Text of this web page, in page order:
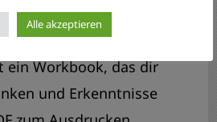
Übungen
ein Workbook, das dir
und Erkenntnisse
Alle akzeptieren